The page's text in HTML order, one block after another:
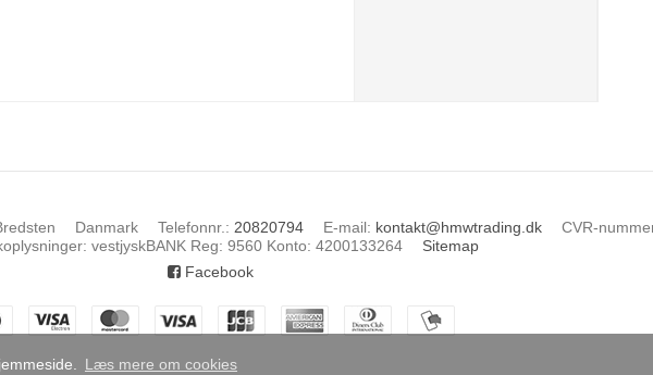
Læs mere om cookies
Danmark Telefonnr. : 20820794 E-mail: kontakt@hmwtrading.dk CVR-
: vestjyskBANK Reg: 9560 Konto: 4200133264
Sitemap
Facebook